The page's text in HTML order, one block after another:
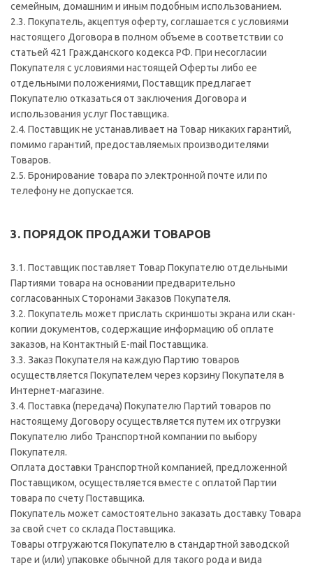
семейным, домашним и иным подобным использованием.
2.3. Покупатель, акцептуя оферту, соглашается с условиями
настоящего Договора в полном объеме в соответствии со
статьей 421 Гражданского кодекса РФ. При несогласии
Покупателя с условиями настоящей Оферты либо ее
отдельными положениями, Поставщик предлагает
Покупателю отказаться от заключения Договора и
использования услуг Поставщика.
2.4. Поставщик не устанавливает на Товар никаких гарантий,
помимо гарантий, предоставляемых производителями
Товаров.
2.5. Бронирование товара по электронной почте или по
телефону не допускается.
3. ПОРЯДОК ПРОДАЖИ ТОВАРОВ
3.1. Поставщик поставляет Товар Покупателю отдельными
Партиями товара на основании предварительно
согласованных Сторонами Заказов Покупателя.
3.2. Покупатель может прислать скриншоты экрана или скан-
копии документов, содержащие информацию об оплате
заказов, на Контактный E-mail Поставщика.
3.3. Заказ Покупателя на каждую Партию товаров
осуществляется Покупателем через корзину Покупателя в
Интернет-магазине.
3.4. Поставка (передача) Покупателю Партий товаров по
настоящему Договору осуществляется путем их отгрузки
Покупателю либо Транспортной компании по выбору
Покупателя.
Оплата доставки Транспортной компанией, предложенной
Поставщиком, осуществляется вместе с оплатой Партии
товара по счету Поставщика.
Покупатель может самостоятельно заказать доставку Товара
за свой счет со склада Поставщика.
Товары отгружаются Покупателю в стандартной заводской
таре и (или) упаковке обычной для такого рода и вида